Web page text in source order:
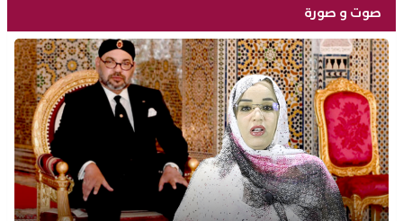
صوت و صورة